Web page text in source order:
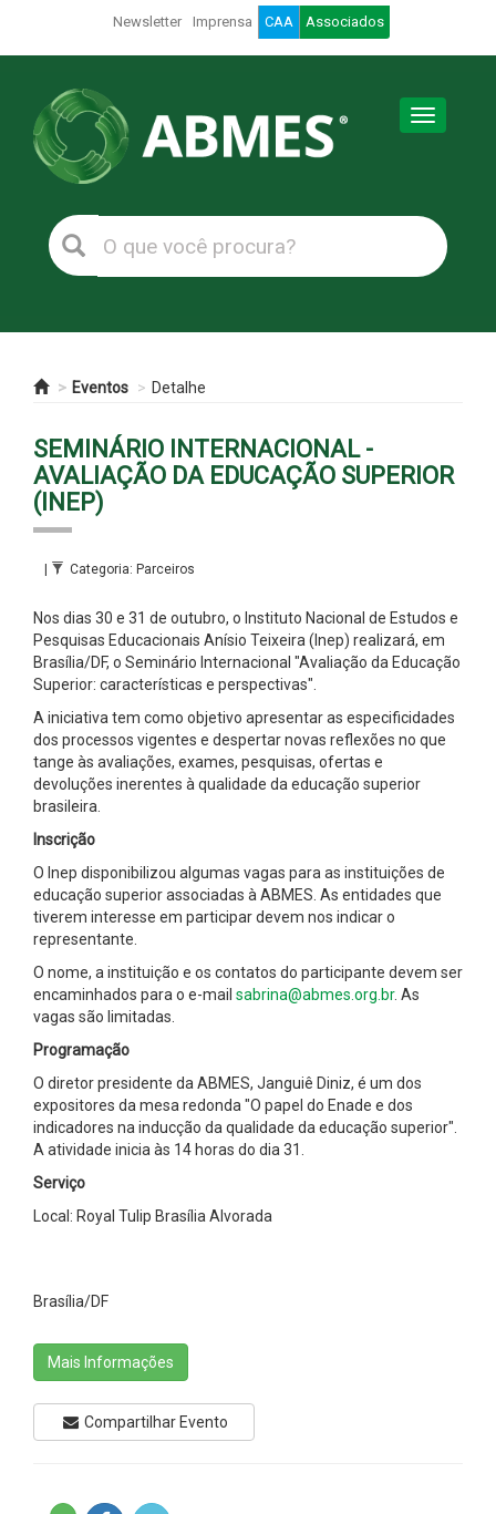
Newsletter Imprensa CAA Associados
Toggle
Eventos Detalhe
SEMINÁRIO INTERNACIONAL -
AVALIAÇÃO DA EDUCAÇÃO SUPERIOR
(INEP)
| Categoria: Parceiros
Nos dias 30 e 31 de outubro, o Instituto Nacional de Estudos e
Pesquisas Educacionais Anísio Teixeira (Inep) realizará, em
Brasília/DF, o Seminário Internacional "Avaliação da Educação
Superior: características e perspectivas".
A iniciativa tem como objetivo apresentar as especificidades
dos processos vigentes e despertar novas reflexões no que
tange às avaliações, exames, pesquisas, ofertas e
devoluções inerentes à qualidade da educação superior
brasileira.
Inscrição
O Inep disponibilizou algumas vagas para as instituições de
educação superior associadas à ABMES. As entidades que
tiverem interesse em participar devem nos indicar o
representante.
O nome, a instituição e os contatos do participante devem ser
encaminhados para o e-mail sabrina@abmes.org.br. As
vagas são limitadas.
Programação
O diretor presidente da ABMES, Janguiê Diniz, é um dos
expositores da mesa redonda "O papel do Enade e dos
indicadores na inducção da qualidade da educação superior".
A atividade inicia às 14 horas do dia 31.
Serviço
Local: Royal Tulip Brasília Alvorada
Brasília/DF
Mais Informações
Compartilhar Evento